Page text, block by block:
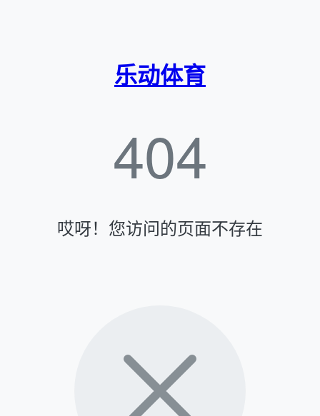
乐动体育
404
哎呀！您访问的页面不存在